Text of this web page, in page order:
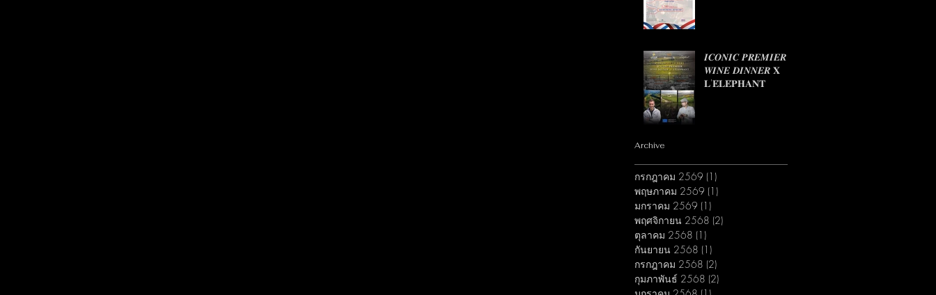
𝑰𝑪𝑶𝑵𝑰𝑪 𝑷𝑹𝑬𝑴𝑰𝑬𝑹
𝑾𝑰𝑵𝑬 𝑫𝑰𝑵𝑵𝑬𝑹 𝐗
𝐋'𝐄́𝐋𝐄́𝐏𝐇𝐀𝐍𝐓
Archive
กรกฎาคม 2569 (1)
พฤษภาคม 2569 (1)
มกราคม 2569 (1)
พฤศจิกายน 2568 (2)
ตุลาคม 2568 (1)
กันยายน 2568 (1)
กรกฎาคม 2568 (2)
กุมภาพันธ์ 2568 (2)